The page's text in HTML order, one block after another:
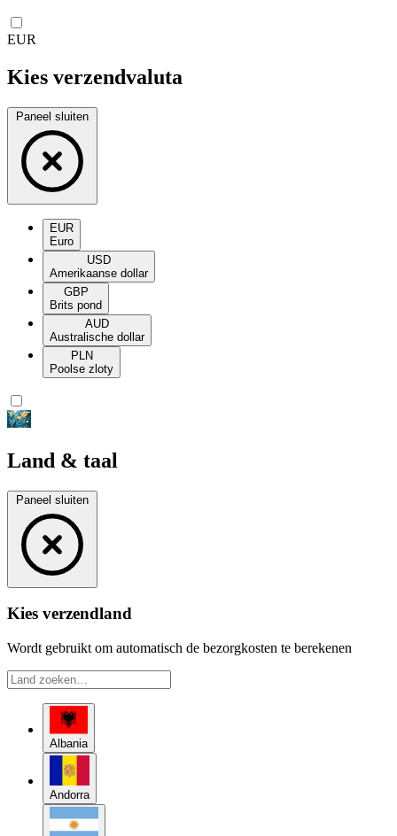
EUR
Kies verzendvaluta
Paneel sluiten
EUR
Euro
USD
Amerikaanse dollar
GBP
Brits pond
AUD
Australische dollar
PLN
Poolse zloty
Land & taal
Paneel sluiten
Kies verzendland
Wordt gebruikt om automatisch de bezorgkosten te berekenen
Albania
Andorra